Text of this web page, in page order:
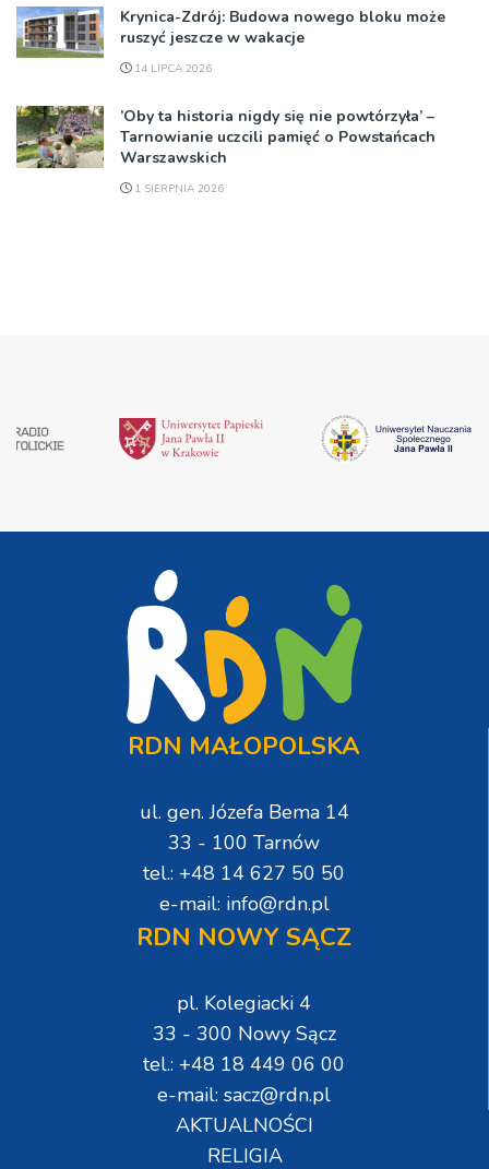
Krynica-Zdrój: Budowa nowego bloku może
ruszyć jeszcze w wakacje
14 LIPCA 2026
’Oby ta historia nigdy się nie powtórzyła’ –
Tarnowianie uczcili pamięć o Powstańcach
Warszawskich
1 SIERPNIA 2026
RDN MAŁOPOLSKA
ul. gen. Józefa Bema 14
33 - 100 Tarnów
tel.: +48 14 627 50 50
e-mail: info@rdn.pl
RDN NOWY SĄCZ
pl. Kolegiacki 4
33 - 300 Nowy Sącz
tel.: +48 18 449 06 00
e-mail: sacz@rdn.pl
AKTUALNOŚCI
RELIGIA